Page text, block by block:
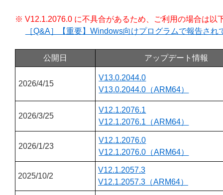
※ V12.1.2076.0 に不具合があるため、ご利用の場合は以
［Q&A］【重要】Windows向けプログラムで報告さ
公開日 アップデート情報
2026/4/15
V13.0.2044.0
V13.0.2044.0（ARM64）
2026/3/25
V12.1.2076.1
V12.1.2076.1（ARM64）
2026/1/23
V12.1.2076.0
V12.1.2076.0（ARM64）
2025/10/2
V12.1.2057.3
V12.1.2057.3（ARM64）